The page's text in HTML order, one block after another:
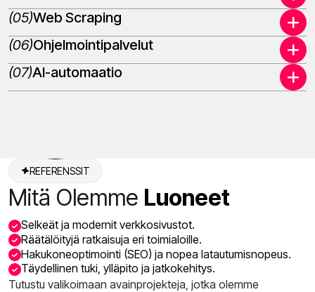
(05)Web Scraping
(06)Ohjelmointipalvelut
(07)AI-automaatio
REFERENSSIT
Mitä Olemme Luoneet
Selkeät ja modernit verkkosivustot.
Räätälöityjä ratkaisuja eri toimialoille.
Hakukoneoptimointi (SEO) ja nopea latautumisnopeus.
Täydellinen tuki, ylläpito ja jatkokehitys.
Tutustu valikoimaan avainprojekteja, jotka olemme